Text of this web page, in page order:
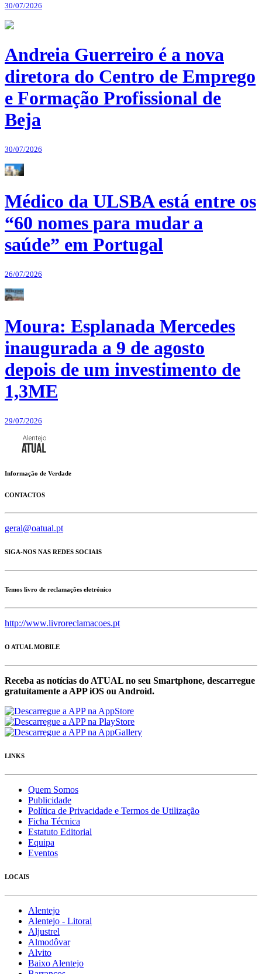
30/07/2026
Andreia Guerreiro é a nova
diretora do Centro de Emprego
e Formação Profissional de
Beja
30/07/2026
Médico da ULSBA está entre os
“60 nomes para mudar a
saúde” em Portugal
26/07/2026
Moura: Esplanada Mercedes
inaugurada a 9 de agosto
depois de um investimento de
1,3ME
29/07/2026
Informação de Verdade
CONTACTOS
geral@oatual.pt
SIGA-NOS NAS REDES SOCIAIS
Temos livro de reclamações eletrónico
http://www.livroreclamacoes.pt
O ATUAL MOBILE
Receba as notícias do ATUAL no seu Smartphone, descarregue
gratuítamente a APP iOS ou Android.
LINKS
Quem Somos
Publicidade
Política de Privacidade e Termos de Utilização
Ficha Técnica
Estatuto Editorial
Equipa
Eventos
LOCAIS
Alentejo
Alentejo - Litoral
Aljustrel
Almodôvar
Alvito
Baixo Alentejo